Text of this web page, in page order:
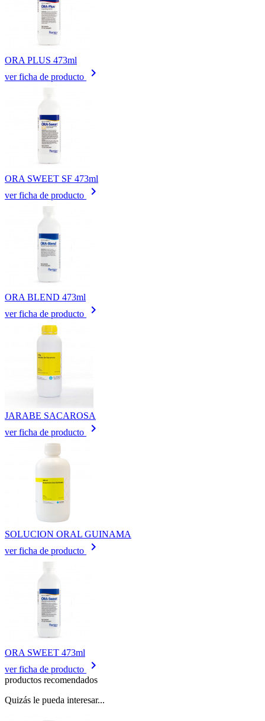
ORA PLUS 473ml
ver ficha de producto
keyboard_arrow_right
ORA SWEET SF 473ml
ver ficha de producto
keyboard_arrow_right
ORA BLEND 473ml
ver ficha de producto
keyboard_arrow_right
JARABE SACAROSA
ver ficha de producto
keyboard_arrow_right
SOLUCION ORAL GUINAMA
ver ficha de producto
keyboard_arrow_right
ORA SWEET 473ml
ver ficha de producto
keyboard_arrow_right
productos recomendados
Quizás le pueda interesar...